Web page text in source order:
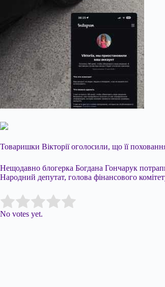
Товаришки Вікторії оголосили, що її
Нещодавно блогерка Богдана Гончарук
Народний депутат, голова фінансового
Rate this item:
No votes yet.